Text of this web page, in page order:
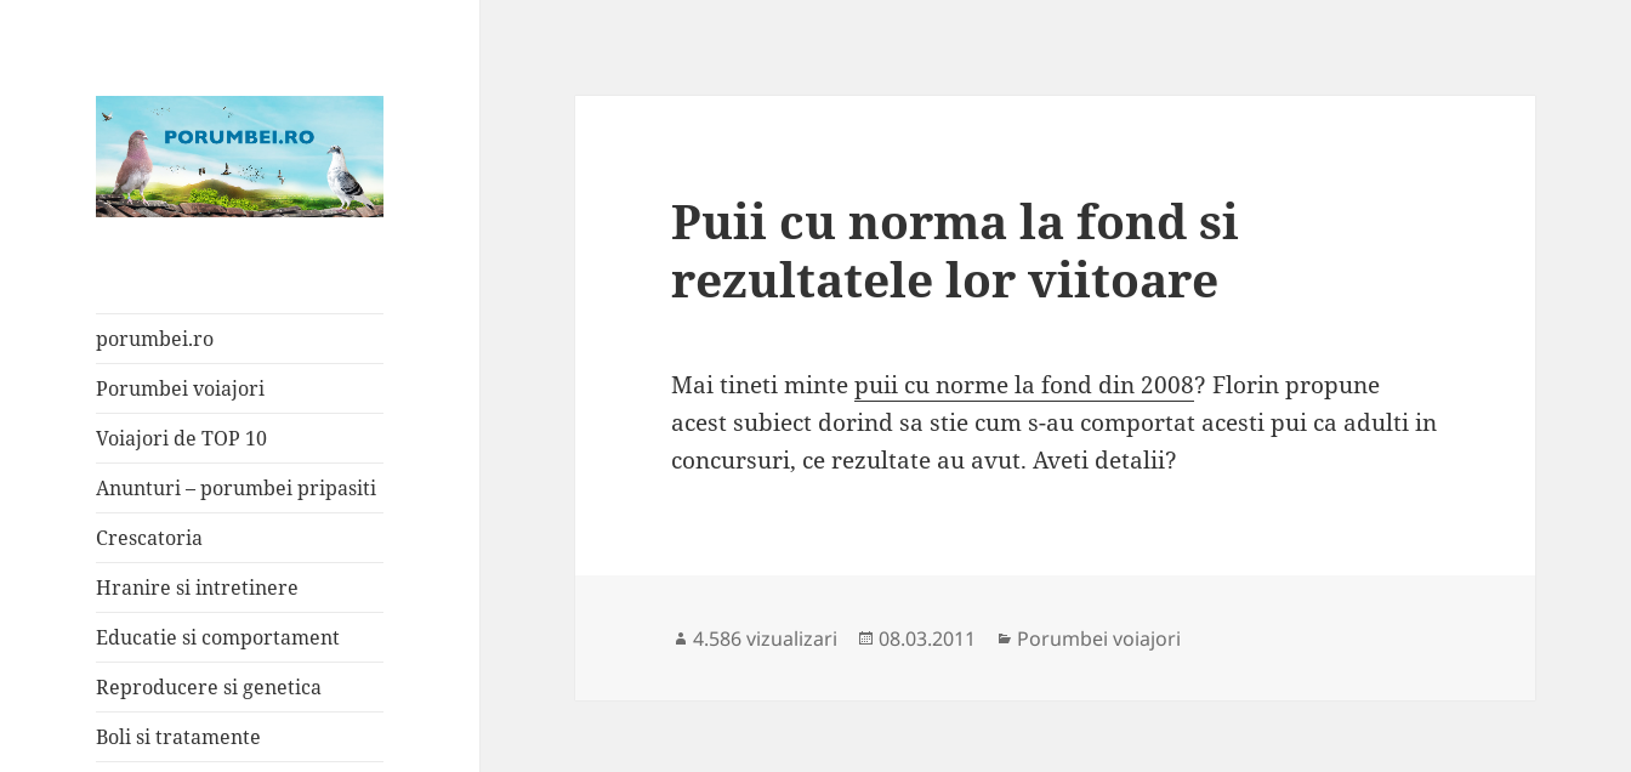
porumbei.ro
Porumbei voiajori
Voiajori de TOP 10
Anunturi – porumbei pripasiti
Crescatoria
Hranire si intretinere
Educatie si comportament
Reproducere si genetica
Boli si tratamente
Puii cu norma la fond si
rezultatele lor viitoare
Mai tineti mintepuii cu norme la fond din 2008? Florin propune
acest subiect dorind sa stie cum s-au comportat acesti pui ca adulti in
concursuri, ce rezultate au avut. Aveti detalii?
4.586 vizualizari
Publicat
08.03.2011 Categorii
Porumbei voiajori